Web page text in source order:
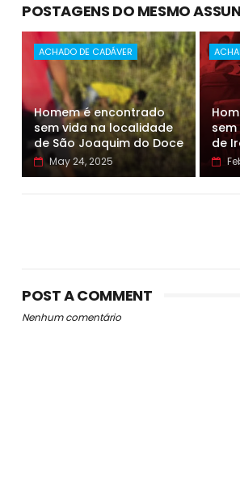
POSTAGENS DO MESMO
ACHADO DE CADÁVER
Homem é encontrado
sem vida na localidade
de São Joaquim do Doce
May 24, 2025
de
POST A COMMENT
Nenhum comentário